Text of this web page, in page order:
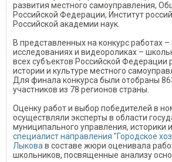
развития местного самоуправления,
Российской Федерации, Институт
Российской академии наук.
В представленных на конкурс работах
исследованиях и видеороликах –
всех субъектов Российской Федерации
истории и культуре местного
Для финала конкурса были отобраны
участников из 78 регионов страны.
Оценку работ и выбор победителей в
осуществляли эксперты в области
муниципального управления, историки и
специалист направления "Городское
Лыкова в составе жюри оценивала
школьников, посвященные анализу